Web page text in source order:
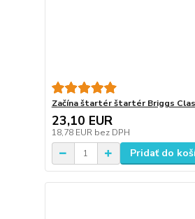
Začína štartér štartér Briggs
23,10 EUR
18,78 EUR bez DPH
Pridať do